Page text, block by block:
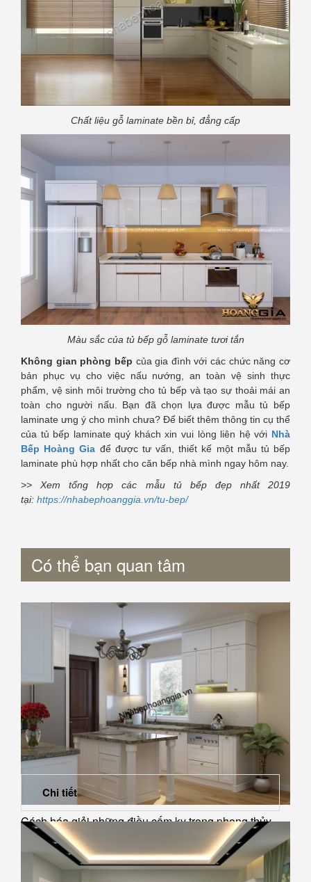
Chất liệu gỗ laminate bền bỉ, đẳng cấp
Màu sắc của tủ bếp gỗ laminate tươi tắn
Không gian phòng bếp của gia đình với các chức năng cơ
bản phục vụ cho việc nấu nướng, an toàn vệ sinh thực
phẩm, vệ sinh môi trường cho tủ bếp và tạo sự thoải mái an
toàn cho người nấu. Bạn đã chọn lựa được mẫu tủ bếp
laminate ưng ý cho mình chưa? Để biết thêm thông tin cụ thể
của tủ bếp laminate quý khách xin vui lòng liên hệ với Nhà
Bếp Hoàng Gia để được tư vấn, thiết kế một mẫu tủ bếp
laminate phù hợp nhất cho căn bếp nhà mình ngay hôm nay.
>> Xem tổng hợp các mẫu tủ bếp đẹp nhất 2019
tại: https://nhabephoanggia.vn/tu-bep/
Có thể bạn quan tâm
Cách hóa giải những điều cấm kỵ trong phong thủy
nhà bếp
Chi tiết